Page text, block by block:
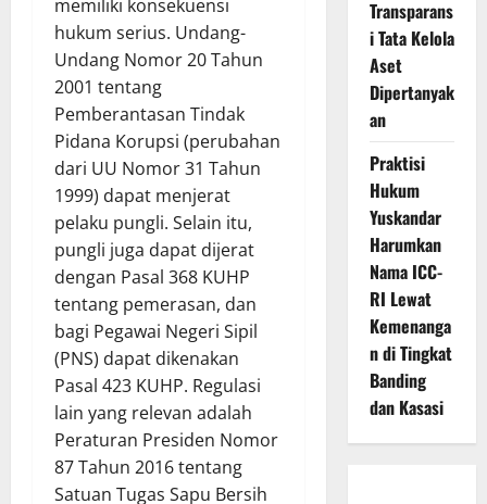
memiliki konsekuensi
hukum serius. Undang-
Undang Nomor 20 Tahun
2001 tentang
Pemberantasan Tindak
Pidana Korupsi (perubahan
dari UU Nomor 31 Tahun
1999) dapat menjerat
pelaku pungli. Selain itu,
pungli juga dapat dijerat
dengan Pasal 368 KUHP
tentang pemerasan, dan
bagi Pegawai Negeri Sipil
(PNS) dapat dikenakan
Pasal 423 KUHP. Regulasi
lain yang relevan adalah
Peraturan Presiden Nomor
87 Tahun 2016 tentang
Satuan Tugas Sapu Bersih
Transparans
i Tata Kelola
Aset
Dipertanyak
an
Praktisi
Hukum
Yuskandar
Harumkan
Nama ICC-
RI Lewat
Kemenanga
n di Tingkat
Banding
dan Kasasi